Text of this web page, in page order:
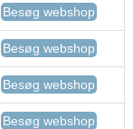
Besøg webshop
Besøg webshop
Besøg webshop
Besøg webshop